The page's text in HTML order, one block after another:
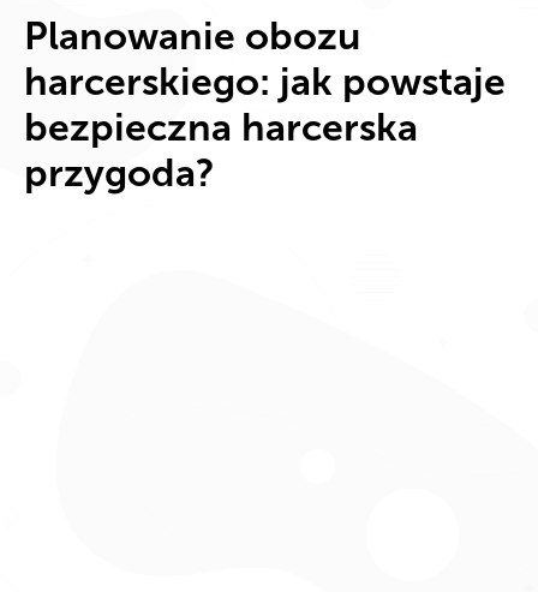
Planowanie obozu
harcerskiego: jak powstaje
bezpieczna harcerska
przygoda?